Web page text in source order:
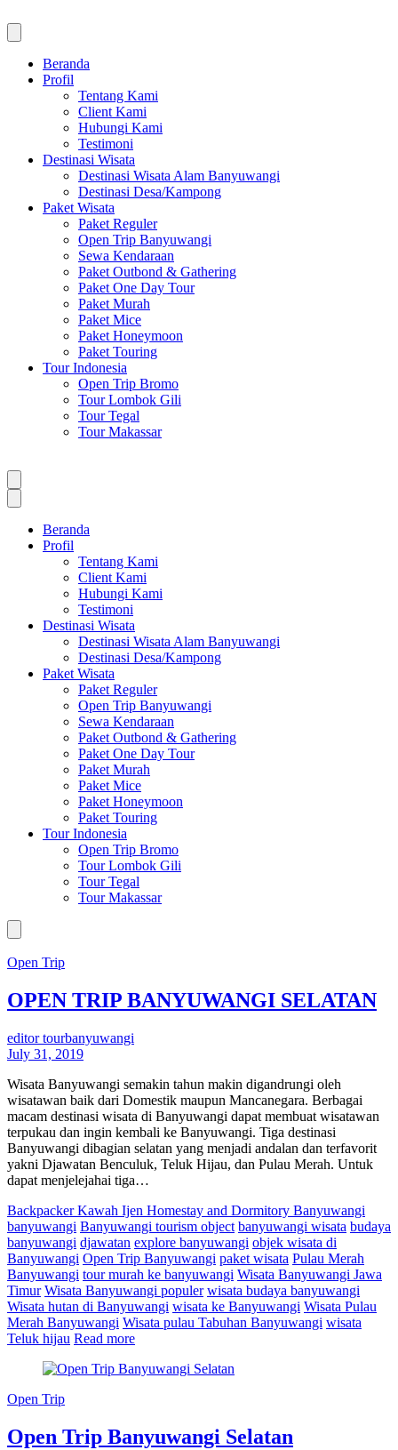
Beranda
Profil
Tentang Kami
Client Kami
Hubungi Kami
Testimoni
Destinasi Wisata
Destinasi Wisata Alam Banyuwangi
Destinasi Desa/Kampong
Paket Wisata
Paket Reguler
Open Trip Banyuwangi
Sewa Kendaraan
Paket Outbond & Gathering
Paket One Day Tour
Paket Murah
Paket Mice
Paket Honeymoon
Paket Touring
Tour Indonesia
Open Trip Bromo
Tour Lombok Gili
Tour Tegal
Tour Makassar
Beranda
Profil
Tentang Kami
Client Kami
Hubungi Kami
Testimoni
Destinasi Wisata
Destinasi Wisata Alam Banyuwangi
Destinasi Desa/Kampong
Paket Wisata
Paket Reguler
Open Trip Banyuwangi
Sewa Kendaraan
Paket Outbond & Gathering
Paket One Day Tour
Paket Murah
Paket Mice
Paket Honeymoon
Paket Touring
Tour Indonesia
Open Trip Bromo
Tour Lombok Gili
Tour Tegal
Tour Makassar
Open Trip
OPEN TRIP BANYUWANGI SELATAN
editor tourbanyuwangi
July 31, 2019
Wisata Banyuwangi semakin tahun makin digandrungi oleh
wisatawan baik dari Domestik maupun Mancanegara. Berbagai
macam destinasi wisata di Banyuwangi dapat membuat wisatawan
terpukau dan ingin kembali ke Banyuwangi. Tiga destinasi
Banyuwangi dibagian selatan yang menjadi andalan dan terfavorit
yakni Djawatan Benculuk, Teluk Hijau, dan Pulau Merah. Untuk
dapat menjelejahai tiga…
Backpacker Kawah Ijen Homestay and Dormitory Banyuwangi
banyuwangi Banyuwangi tourism object banyuwangi wisata budaya
banyuwangi djawatan explore banyuwangi objek wisata di
Banyuwangi Open Trip Banyuwangi paket wisata Pulau Merah
Banyuwangi tour murah ke banyuwangi Wisata Banyuwangi Jawa
Timur Wisata Banyuwangi populer wisata budaya banyuwangi
Wisata hutan di Banyuwangi wisata ke Banyuwangi Wisata Pulau
Merah Banyuwangi Wisata pulau Tabuhan Banyuwangi wisata
Teluk hijau Read more
Open Trip
Open Trip Banyuwangi Selatan